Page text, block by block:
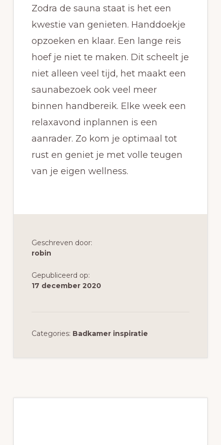
Zodra de sauna staat is het een
kwestie van genieten. Handdoekje
opzoeken en klaar. Een lange reis
hoef je niet te maken. Dit scheelt je
niet alleen veel tijd, het maakt een
saunabezoek ook veel meer
binnen handbereik. Elke week een
relaxavond inplannen is een
aanrader. Zo kom je optimaal tot
rust en geniet je met volle teugen
van je eigen wellness.
Geschreven door:
robin
Gepubliceerd op:
17 december 2020
Categories: Badkamer inspiratie